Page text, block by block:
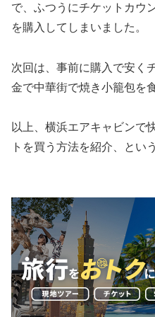
で、ふつうにチケットカウ
を購入してしまいました。
次回は、事前に購入で安く
金で中華街で焼き小籠包を
以上、横浜エアキャビンで
トを買う方法を紹介、とい